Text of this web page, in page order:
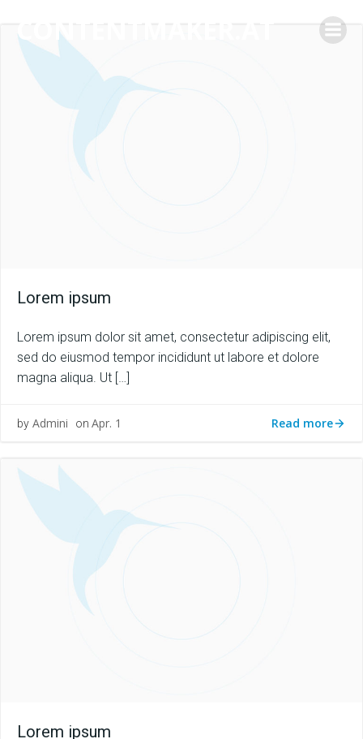
CONTENTMAKER.AT
Lorem ipsum
Lorem ipsum dolor sit amet, consectetur adipiscing elit,
sed do eiusmod tempor incididunt ut labore et dolore
magna aliqua. Ut […]
by Admini on Apr. 1 Read more
Lorem ipsum